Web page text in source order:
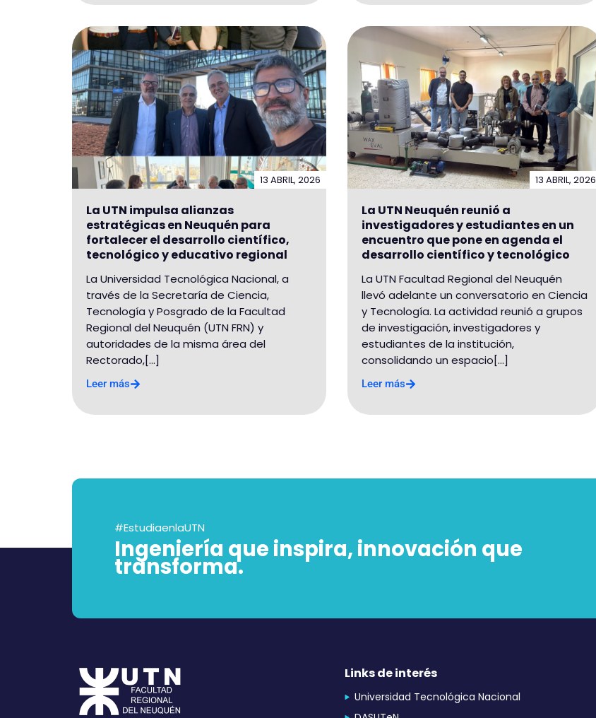
13 ABRIL, 2026
La UTN impulsa alianzas
estratégicas en Neuquén para
fortalecer el desarrollo científico,
tecnológico y educativo regional
La Universidad Tecnológica Nacional, a
través de la Secretaría de Ciencia,
Tecnología y Posgrado de la Facultad
Regional del Neuquén (UTN FRN) y
autoridades de la misma área del
Rectorado,[...]
Leer más
13 ABRIL, 2026
La UTN Neuquén reunió a
investigadores y estudiantes en un
encuentro que pone en agenda el
desarrollo científico y tecnológico
La UTN Facultad Regional del Neuquén
llevó adelante un conversatorio en Ciencia
y Tecnología. La actividad reunió a grupos
de investigación, investigadores y
estudiantes de la institución,
consolidando un espacio[...]
Leer más
#EstudiaenlaUTN
Ingeniería que inspira, innovación que
transforma.
Links de interés
Universidad Tecnológica Nacional